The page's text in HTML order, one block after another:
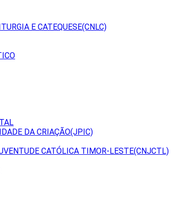
E CATEQUESE(CNLC)
DA CRIAÇÃO(JPIC)
CATÓLICA TIMOR-LESTE(CNJCTL)